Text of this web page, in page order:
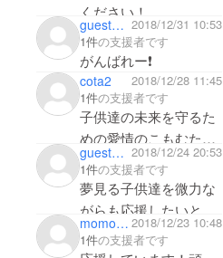
ください！
guest0d881620c9 2018/12/31 10:53
1件の支援者です
がんばれー❗
cota2
2018/12/28 11:45
1件の支援者です
子供達の未来を守るた
めの愛情のこもむたプ
ロジェクト、応援して
います！
guesta2ffad50fd 2018/12/24 20:53
1件の支援者です
夢見る子供達を微力な
がらも応援したいと思
います。頑張ってぇ〜
momogog 2018/12/23 10:48
1件の支援者です